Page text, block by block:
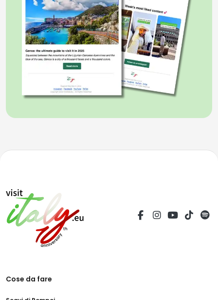
Cose da fare